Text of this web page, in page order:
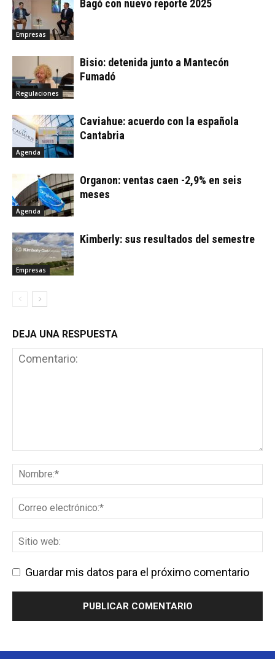
Empresas
Bagó con nuevo reporte 2025
Regulaciones
Bisio: detenida junto a Mantecón
Fumadó
Agenda
Caviahue: acuerdo con la española
Cantabria
Agenda
Organon: ventas caen -2,9% en seis
meses
Empresas
Kimberly: sus resultados del semestre
DEJA UNA RESPUESTA
Guardar mis datos para el próximo comentario